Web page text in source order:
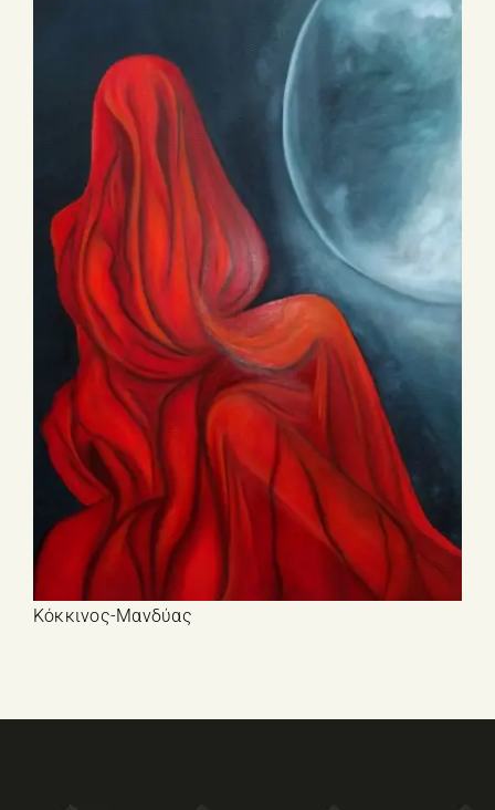
Κόκκινος-Μανδύας